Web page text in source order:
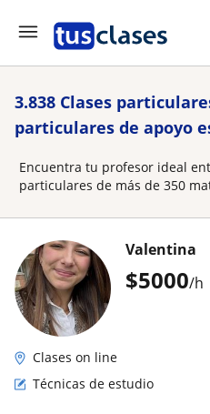
3.838 Clases
particulares de apoyo
Encuentra tu profesor ideal
particulares de más de 350
$5000/h
Valentina
Clases on line
Técnicas de estudio